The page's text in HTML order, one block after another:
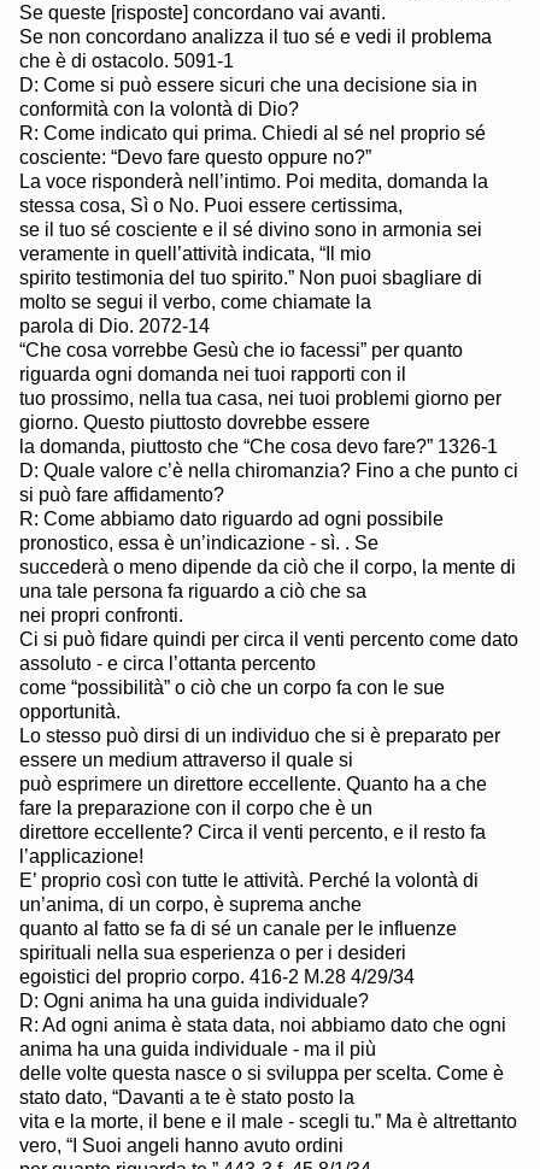
Se queste [risposte] concordano vai avanti.
Se non concordano analizza il tuo sé e vedi il problema
che è di ostacolo. 5091-1
D: Come si può essere sicuri che una decisione sia in
conformità con la volontà di Dio?
R: Come indicato qui prima. Chiedi al sé nel proprio sé
cosciente: “Devo fare questo oppure no?”
La voce risponderà nell’intimo. Poi medita, domanda la
stessa cosa, Sì o No. Puoi essere certissima,
se il tuo sé cosciente e il sé divino sono in armonia sei
veramente in quell’attività indicata, “Il mio
spirito testimonia del tuo spirito.” Non puoi sbagliare di
molto se segui il verbo, come chiamate la
parola di Dio. 2072-14
“Che cosa vorrebbe Gesù che io facessi” per quanto
riguarda ogni domanda nei tuoi rapporti con il
tuo prossimo, nella tua casa, nei tuoi problemi giorno per
giorno. Questo piuttosto dovrebbe essere
la domanda, piuttosto che “Che cosa devo fare?” 1326-1
D: Quale valore c’è nella chiromanzia? Fino a che punto ci
si può fare affidamento?
R: Come abbiamo dato riguardo ad ogni possibile
pronostico, essa è un’indicazione - sì. . Se
succederà o meno dipende da ciò che il corpo, la mente di
una tale persona fa riguardo a ciò che sa
nei propri confronti.
Ci si può fidare quindi per circa il venti percento come dato
assoluto - e circa l’ottanta percento
come “possibilità” o ciò che un corpo fa con le sue
opportunità.
Lo stesso può dirsi di un individuo che si è preparato per
essere un medium attraverso il quale si
può esprimere un direttore eccellente. Quanto ha a che
fare la preparazione con il corpo che è un
direttore eccellente? Circa il venti percento, e il resto fa
l’applicazione!
E’ proprio così con tutte le attività. Perché la volontà di
un’anima, di un corpo, è suprema anche
quanto al fatto se fa di sé un canale per le influenze
spirituali nella sua esperienza o per i desideri
egoistici del proprio corpo. 416-2 M.28 4/29/34
D: Ogni anima ha una guida individuale?
R: Ad ogni anima è stata data, noi abbiamo dato che ogni
anima ha una guida individuale - ma il più
delle volte questa nasce o si sviluppa per scelta. Come è
stato dato, “Davanti a te è stato posto la
vita e la morte, il bene e il male - scegli tu.” Ma è altrettanto
vero, “I Suoi angeli hanno avuto ordini